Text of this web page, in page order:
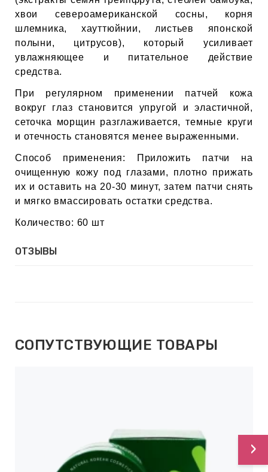
хвои североамериканской сосны, корня
шлемника, хауттюйнии, листьев японской
полыни, цитрусов), который усиливает
увлажняющее и питательное действие
средства.
При регулярном применении патчей кожа
вокруг глаз становится упругой и эластичной,
сеточка морщин разглаживается, темные круги
и отечность становятся менее выраженными.
Способ применения: Приложить патчи на
очищенную кожу под глазами, плотно прижать
их и оставить на 20-30 минут, затем патчи снять
и мягко вмассировать остатки средства.
Количество: 60 шт
ОТЗЫВЫ
СОПУТСТВУЮЩИЕ ТОВАРЫ
›